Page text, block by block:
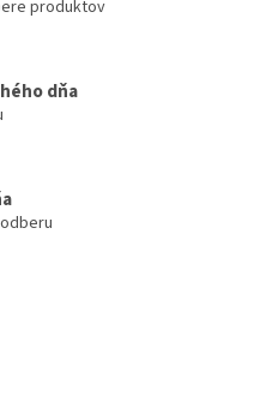
produktov
dňa